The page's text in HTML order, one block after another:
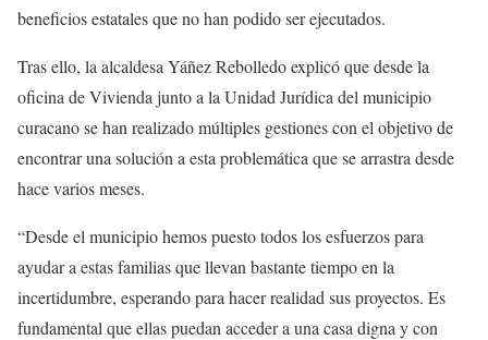
beneficios estatales que no han podido ser ejecutados.
Tras ello, la alcaldesa Yáñez Rebolledo explicó que desde la
oficina de Vivienda junto a la Unidad Jurídica del municipio
curacano se han realizado múltiples gestiones con el objetivo de
encontrar una solución a esta problemática que se arrastra desde
hace varios meses.
“Desde el municipio hemos puesto todos los esfuerzos para
ayudar a estas familias que llevan bastante tiempo en la
incertidumbre, esperando para hacer realidad sus proyectos. Es
fundamental que ellas puedan acceder a una casa digna y con